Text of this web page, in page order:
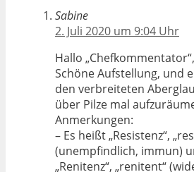
Sabine
2. Juli 2020 um 9:04 Uhr
Hallo „Chefkommentator“,
Schöne Aufstellung, und
den verbreiteten
über Pilze mal
Anmerkungen:
– Es heißt „Resistenz“,
(unempfindlich, immun)
„Renitenz“, „renitent“